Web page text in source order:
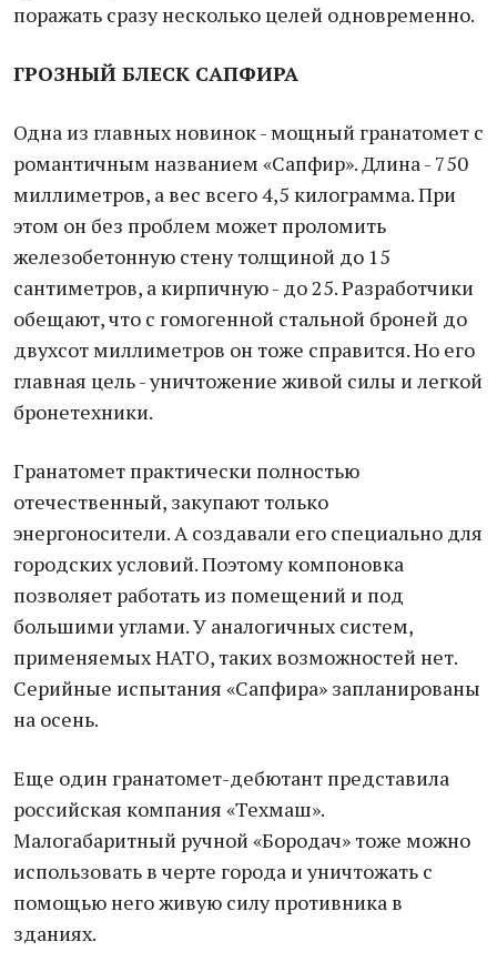
поражать сразу несколько целей одновременно.
ГРОЗНЫЙ БЛЕСК САПФИРА
Одна из главных новинок - мощный гранатомет с
романтичным названием «Сапфир». Длина - 750
миллиметров, а вес всего 4,5 килограмма. При
этом он без проблем может проломить
железобетонную стену толщиной до 15
сантиметров, а кирпичную - до 25. Разработчики
обещают, что с гомогенной стальной броней до
двухсот миллиметров он тоже справится. Но его
главная цель - уничтожение живой силы и легкой
бронетехники.
Гранатомет практически полностью
отечественный, закупают только
энергоносители. А создавали его специально для
городских условий. Поэтому компоновка
позволяет работать из помещений и под
большими углами. У аналогичных систем,
применяемых НАТО, таких возможностей нет.
Серийные испытания «Сапфира» запланированы
на осень.
Еще один гранатомет-дебютант представила
российская компания «Техмаш».
Малогабаритный ручной «Бородач» тоже можно
использовать в черте города и уничтожать с
помощью него живую силу противника в
зданиях.